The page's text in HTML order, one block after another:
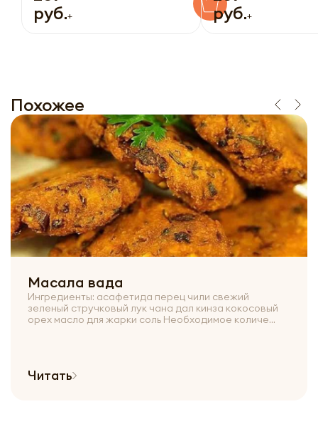
руб.+
руб.+
Похожее
Масала вада
Ингредиенты: асафетида перец чили свежий
зеленый стручковый лук чана дал кинза кокосовый
орех масло для жарки соль Необходимое количе...
Читать